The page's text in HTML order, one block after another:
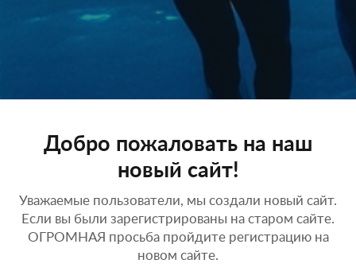
Добро пожаловать на наш
новый сайт!
Уважаемые пользователи, мы создали новый сайт.
Если вы были зарегистрированы на старом сайте.
ОГРОМНАЯ просьба пройдите регистрацию на
новом сайте.